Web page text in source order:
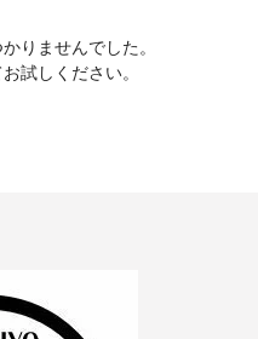
りませんでした。
試しください。